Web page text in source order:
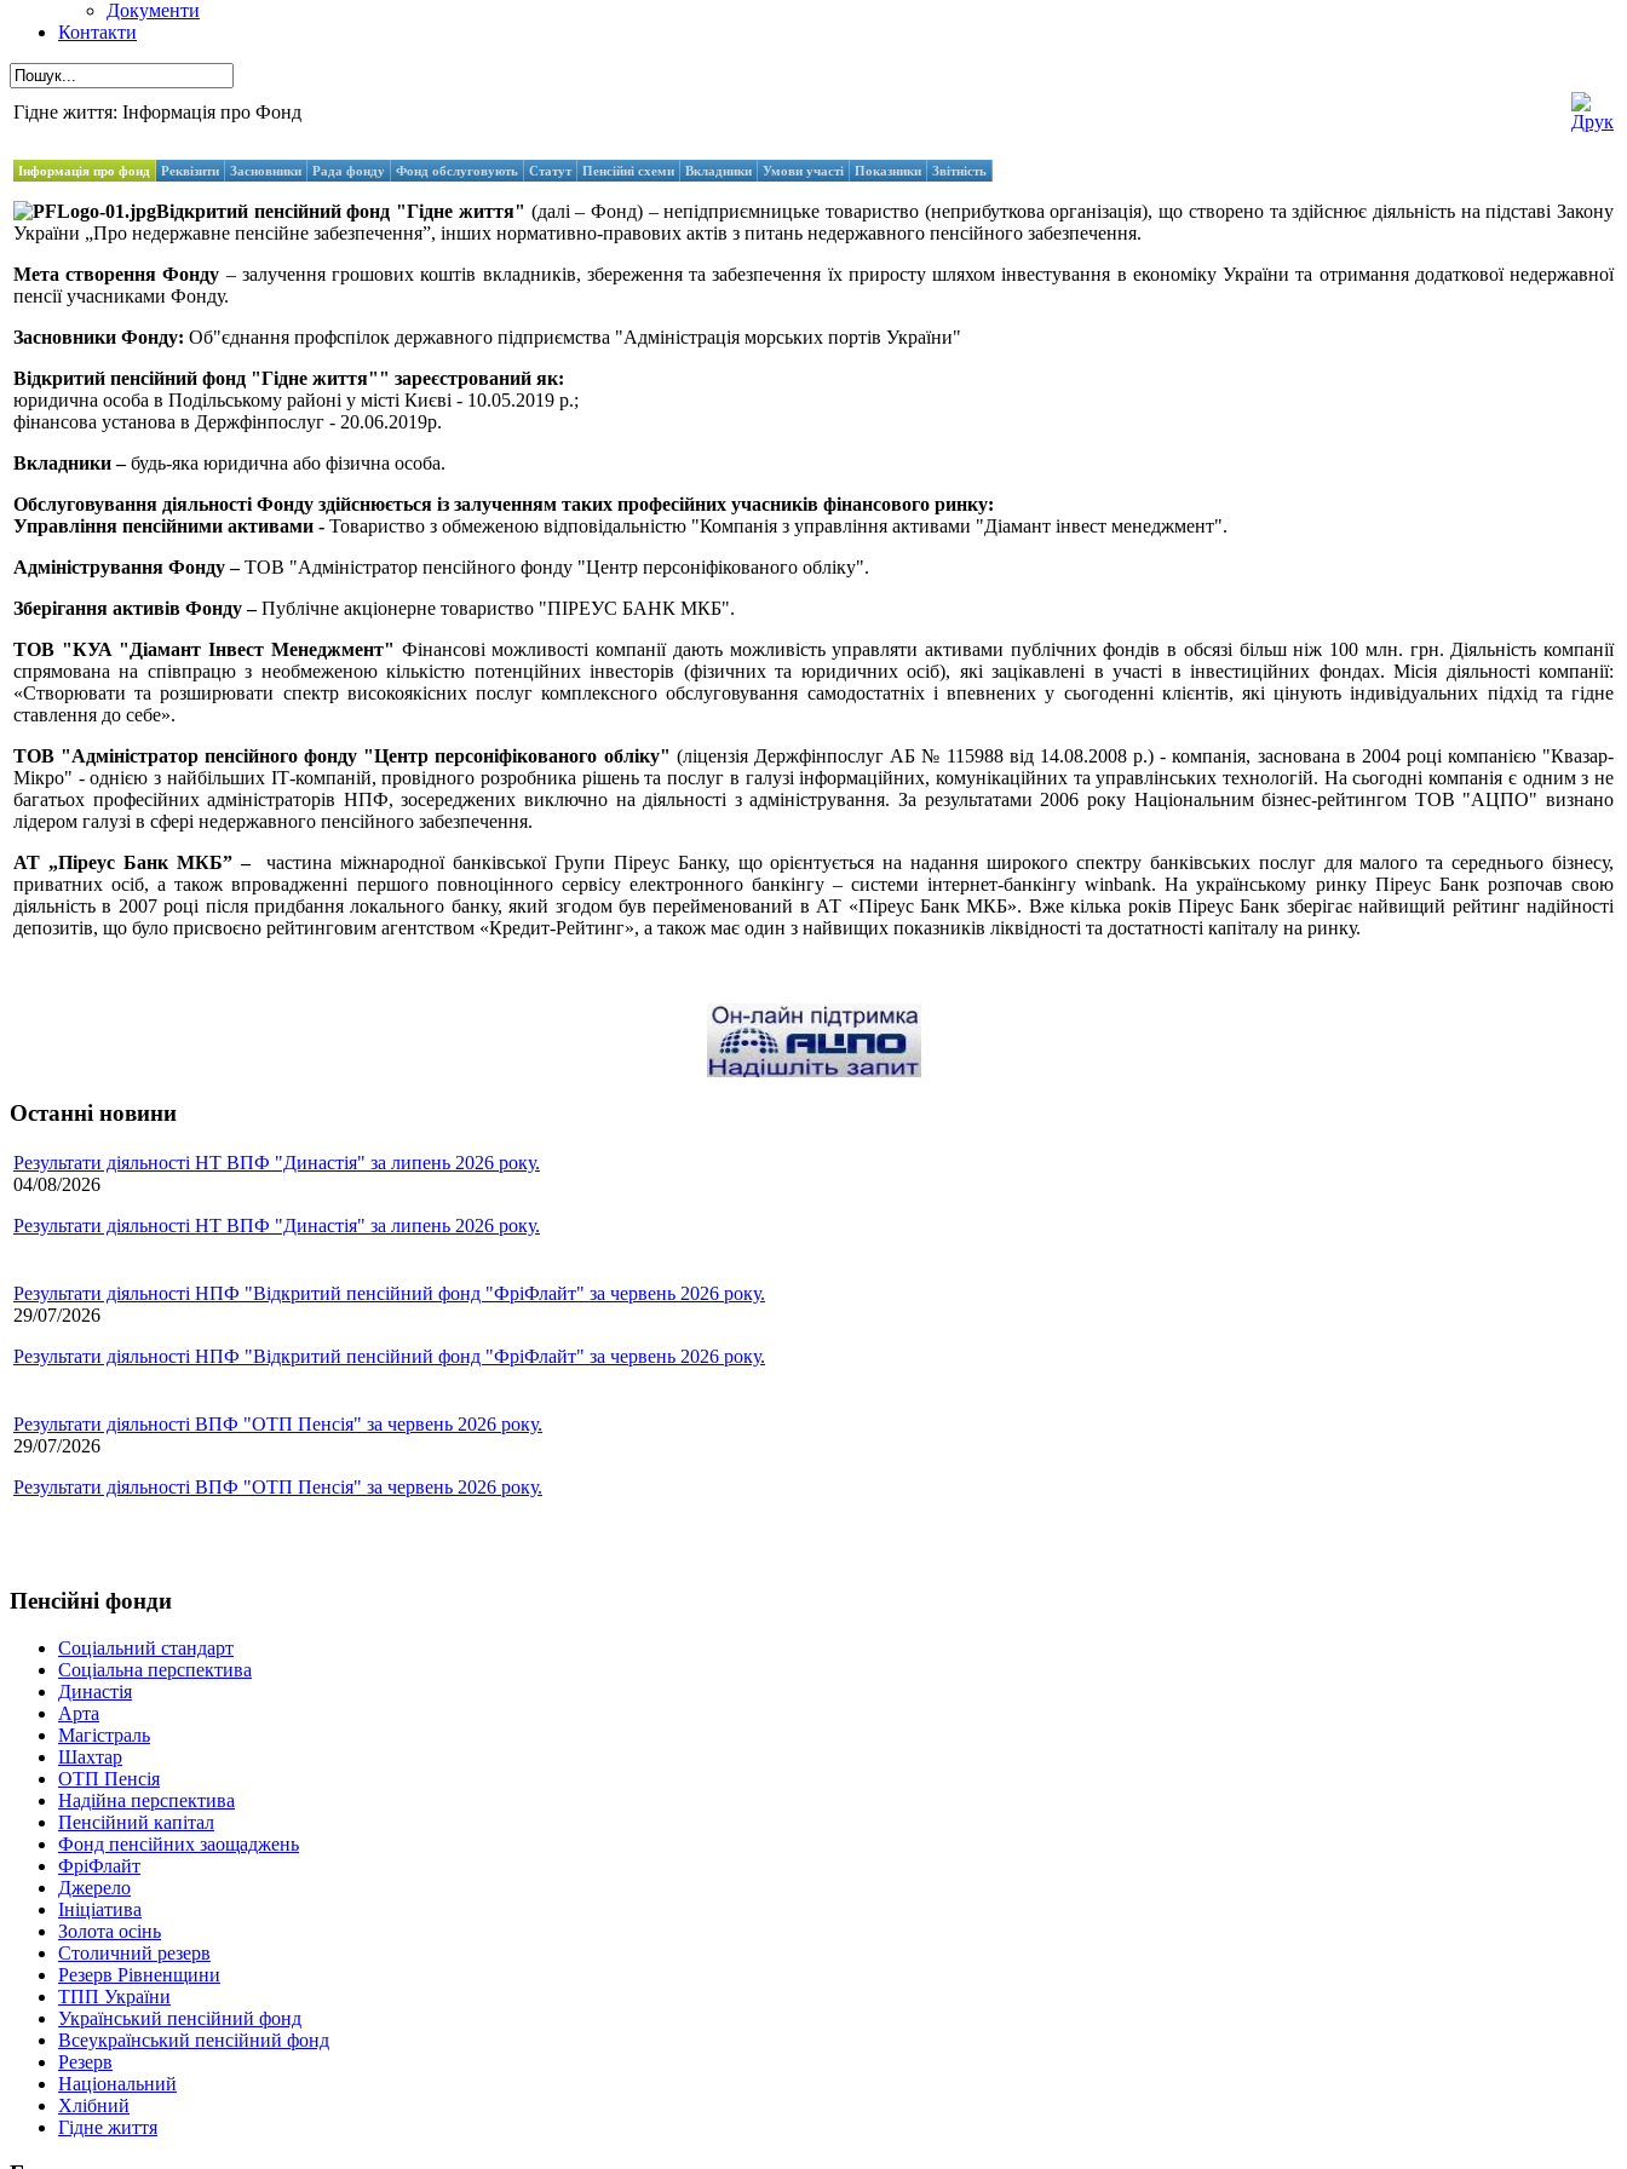
Документи
Контакти
Гідне життя: Інформація про Фонд
Інформація про фонд Реквізити Засновники Рада фонду Фонд обслуговують Статут Пенсійні схеми Вкладники Умови участі Показники Звітність
Відкритий пенсійний фонд "Гідне життя" (далі – Фонд) – непідприємницьке товариство (неприбуткова організація), що створено та здійснює діяльність на підставі Закону
України „Про недержавне пенсійне забезпечення”, інших нормативно-правових актів з питань недержавного пенсійного забезпечення.
Мета створення Фонду – залучення грошових коштів вкладників, збереження та забезпечення їх приросту шляхом інвестування в економіку України та отримання додаткової недержавної
пенсії учасниками Фонду.
Засновники Фонду: Об"єднання профспілок державного підприємства "Адміністрація морських портів України"
Відкритий пенсійний фонд "Гідне життя"" зареєстрований як:
юридична особа в Подільському районі у місті Києві - 10.05.2019 р.;
фінансова установа в Держфінпослуг - 20.06.2019р.
Вкладники –будь-яка юридична або фізична особа.
Обслуговування діяльності Фонду здійснюється із залученням таких професійних учасників фінансового ринку:
Управління пенсійними активами - Товариство з обмеженою відповідальністю "Компанія з управління активами "Діамант інвест менеджмент".
Адміністрування Фонду –ТОВ "Адміністратор пенсійного фонду "Центр персоніфікованого обліку".
Зберігання активів Фонду –Публічне акціонерне товариство "ПІРЕУС БАНК МКБ".
ТОВ "КУА "Діамант Інвест Менеджмент" Фінансові можливості компанії дають можливість управляти активами публічних фондів в обсязі більш ніж 100 млн. грн. Діяльність компанії
спрямована на співпрацю з необмеженою кількістю потенційних інвесторів (фізичних та юридичних осіб), які зацікавлені в участі в інвестиційних фондах. Місія діяльності компанії:
«Створювати та розширювати спектр високоякісних послуг комплексного обслуговування самодостатніх і впевнених у сьогоденні клієнтів, які цінують індивідуальних підхід та гідне
ставлення до себе».
ТОВ "Адміністратор пенсійного фонду "Центр персоніфікованого обліку" (ліцензія Держфінпослуг АБ № 115988 від 14.08.2008 р.) - компанія, заснована в 2004 році компанією "Квазар-
Мікро" - однією з найбільших ІТ-компаній, провідного розробника рішень та послуг в галузі інформаційних, комунікаційних та управлінських технологій. На сьогодні компанія є одним з не
багатьох професійних адміністраторів НПФ, зосереджених виключно на діяльності з адміністрування. За результатами 2006 року Національним бізнес-рейтингом ТОВ "АЦПО" визнано
лідером галузі в сфері недержавного пенсійного забезпечення.
АТ „Піреус Банк МКБ” –частина міжнародної банківської Групи Піреус Банку, що орієнтується на надання широкого спектру банківських послуг для малого та середнього бізнесу,
приватних осіб, а також впровадженні першого повноцінного сервісу електронного банкінгу – системи інтернет-банкінгу winbank. На українському ринку Піреус Банк розпочав свою
діяльність в 2007 році після придбання локального банку, який згодом був перейменований в АТ «Піреус Банк МКБ». Вже кілька років Піреус Банк зберігає найвищий рейтинг надійності
депозитів, що було присвоєно рейтинговим агентством «Кредит-Рейтинг», а також має один з найвищих показників ліквідності та достатності капіталу на ринку.
Останні новини
Результати діяльності НТ ВПФ "Династія" за липень 2026 року.
04/08/2026
Результати діяльності НТ ВПФ "Династія" за липень 2026 року.
Результати діяльності НПФ "Відкритий пенсійний фонд "ФріФлайт" за червень 2026 року.
29/07/2026
Результати діяльності НПФ "Відкритий пенсійний фонд "ФріФлайт" за червень 2026 року.
Результати діяльності ВПФ "ОТП Пенсія" за червень 2026 року.
29/07/2026
Результати діяльності ВПФ "ОТП Пенсія" за червень 2026 року.
Пенсійні фонди
Соціальний стандарт
Соціальна перспектива
Династія
Арта
Магістраль
Шахтар
ОТП Пенсія
Надійна перспектива
Пенсійний капітал
Фонд пенсійних заощаджень
ФріФлайт
Джерело
Ініціатива
Золота осінь
Столичний резерв
Резерв Рівненщини
ТПП України
Український пенсійний фонд
Всеукраїнський пенсійний фонд
Резерв
Національний
Хлібний
Гідне життя